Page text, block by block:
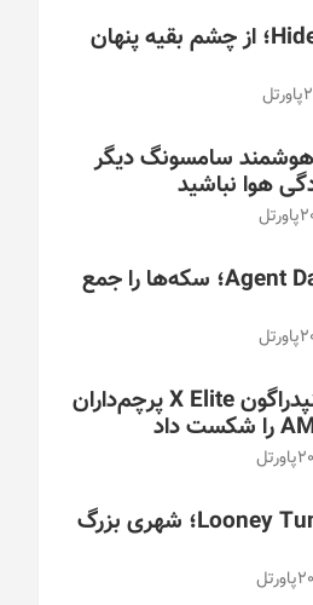
بازی/ Hide.io؛ از چشم بقیه پنهان
پاورتل
سامسونگ دیگر
هوا نباشید
پاورتل
بازی/ Agent Dash؛ سکه‌ها را جمع
پاورتل
تراشه اسنپدراگون X Elite پرچم‌داران
پاورتل
بازی/ Looney Tunes؛ شهری بزرگ
پاورتل